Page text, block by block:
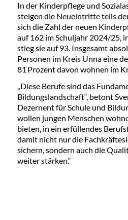
In der Kinderpflege und
steigen die Neueintritte teils
sich die Zahl der neuen
auf 162 im Schuljahr 2024/25,
stieg sie auf 93. Insgesamt
Personen im Kreis Unna eine
81 Prozent davon wohnen im
„Diese Berufe sind das
Bildungslandschaft“, betont
Dezernent für Schule und
wollen jungen Menschen
bieten, in ein erfüllendes
damit nicht nur die
sichern, sondern auch die
weiter stärken.“